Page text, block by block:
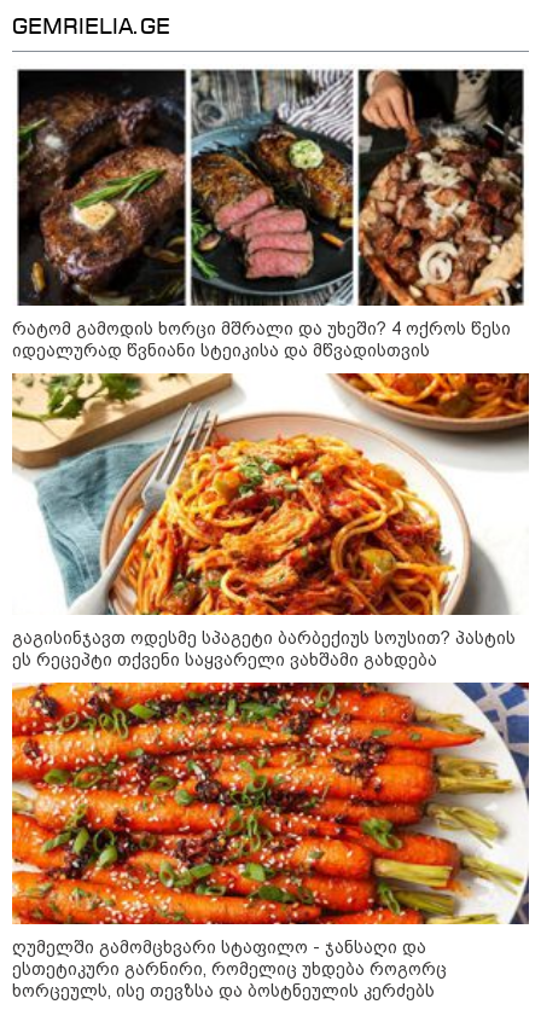
სამოქალაქო საზოგადოების
წარმომადგენლები 2008 წლის
რუსეთ-საქართველოს აგვისტოს
ომის 18 წლისთავთან
დაკავშირებით ერთობლივ
განცხადებას ავრცელებენ
22:35 / 06-08-2026
"კიდევ ერთხელ მოვუწოდებ
საქართველოს მთავრობას, მისი
დაუყოვნებლივი და უპირობო
გათავისუფლებისკენ" - რას
წერს ეუთო-ს წარმომადგენელი
მზია ამაღლობელზე?
21:38 / 06-08-2026
"ჩვენთვის ეს ეგზოტიკაა, ჩვენს
სტუმრებს ასე ვუხსნით - ბევრი
სანთელი, ეგზოტიკა და
რომანტიკული საღამოები" -
შალვა ალავერდაშვილი
ელექტროენერგიის გათიშვებზე
21:08 / 06-08-2026
"არ ვიცი, თუ ვინმე იცის, რასთან
არის დაკავშირებული ნია
იმნაძის 10 თვის თავზე დაკავება
- რა უნდა თქვას 16 წლის
ბავშვმა, რომელიც 9 თვის
განმავლობაში
წარმოუდგენელი
ფსიქოლოგიური ტერორის ქვეშ
არის" - რას აცხადებს ნია
იმნაძის ადვოკატი?
კატეგორიის ყველა სიახლე
რატომ ჩაბნელდა საქართველო
მესამედ: საბოტაჟი, ტექნიკური
ხარვეზი თუ
არაპროფესიონალიზმი?! -
სანდრო თვალჭრელიძის ანალიზი
GEMRIELIA.GE
რატომ გამოდის ხორცი მშრალი და უხეში? 4 ოქროს წესი
იდეალურად წვნიანი სტეიკისა და მწვადისთვის
გაგისინჯავთ ოდესმე სპაგეტი ბარბექიუს სოუსით? პასტის
ეს რეცეპტი თქვენი საყვარელი ვახშამი გახდება
ღუმელში გამომცხვარი სტაფილო - ჯანსაღი და
ესთეტიკური გარნირი, რომელიც უხდება როგორც
ხორცეულს, ისე თევზსა და ბოსტნეულის კერძებს